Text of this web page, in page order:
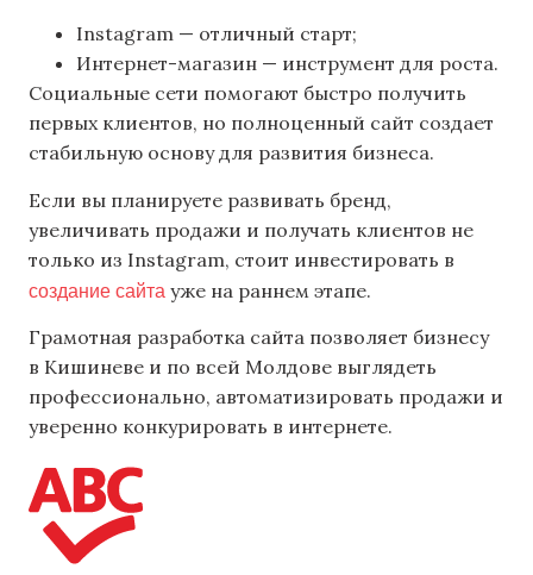
Instagram — отличный старт;
Интернет-магазин — инструмент для роста.
Социальные сети помогают быстро получить
первых клиентов, но полноценный сайт создает
стабильную основу для развития бизнеса.
Если вы планируете развивать бренд,
увеличивать продажи и получать клиентов не
только из Instagram, стоит инвестировать в
создание сайта уже на раннем этапе.
Грамотная разработка сайта позволяет бизнесу
в Кишиневе и по всей Молдове выглядеть
профессионально, автоматизировать продажи и
уверенно конкурировать в интернете.